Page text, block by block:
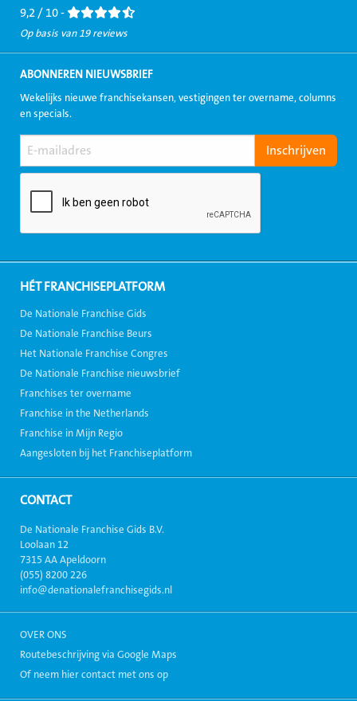
9,2 / 10 -
Op basis van 19 reviews
ABONNEREN NIEUWSBRIEF
Wekelijks nieuwe franchisekansen, vestigingen ter overname, columns
en specials.
HÉT FRANCHISEPLATFORM
De Nationale Franchise Gids
De Nationale Franchise Beurs
Het Nationale Franchise Congres
De Nationale Franchise nieuwsbrief
Franchises ter overname
Franchise in the Netherlands
Franchise in Mijn Regio
Aangesloten bij het Franchiseplatform
CONTACT
De Nationale Franchise Gids B.V.
Loolaan 12
7315 AA Apeldoorn
(055) 8200 226
info@denationalefranchisegids.nl
OVER ONS
Routebeschrijving via Google Maps
Of neem hier contact met ons op